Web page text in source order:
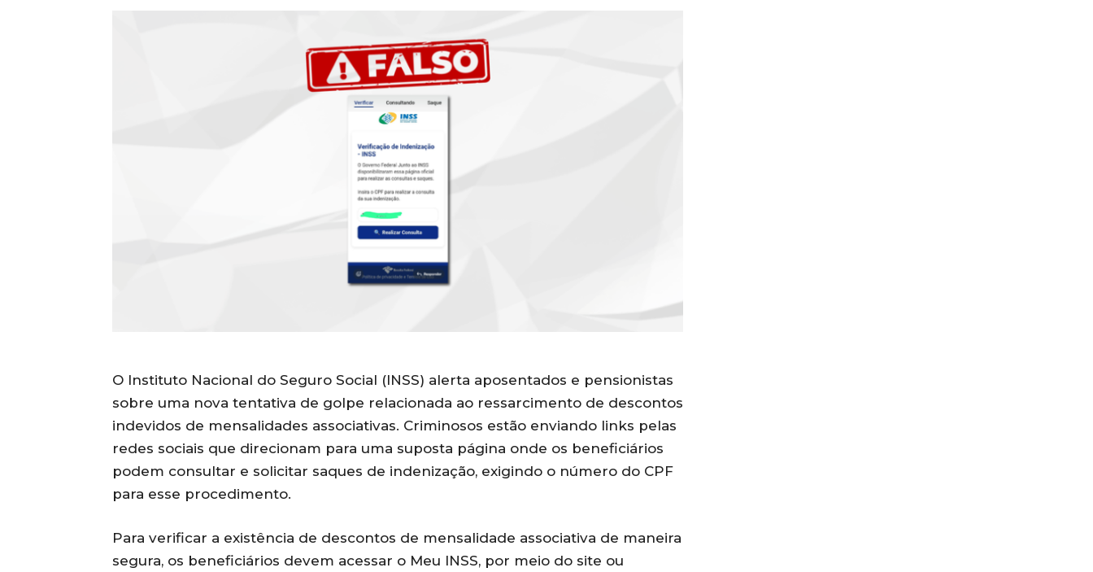
O Instituto Nacional do Seguro Social (INSS) alerta aposentados e pensionistas
sobre uma nova tentativa de golpe relacionada ao ressarcimento de descontos
indevidos de mensalidades associativas. Criminosos estão enviando links pelas
redes sociais que direcionam para uma suposta página onde os beneficiários
podem consultar e solicitar saques de indenização, exigindo o número do CPF
para esse procedimento.
Para verificar a existência de descontos de mensalidade associativa de maneira
segura, os beneficiários devem acessar o Meu INSS, por meio do site ou